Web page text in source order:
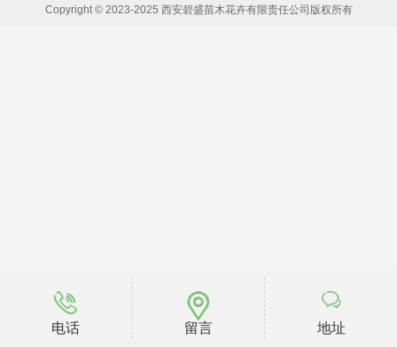
Copyright © 2023-2025 西安碧盛苗木花卉有限责任公司版权所有
电话 留言 地址